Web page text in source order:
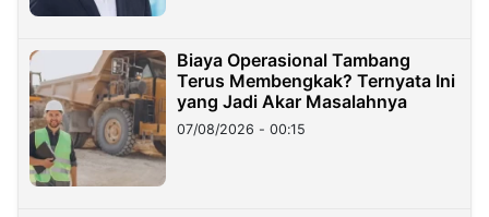
Biaya Operasional Tambang
Terus Membengkak? Ternyata Ini
yang Jadi Akar Masalahnya
07/08/2026 - 00:15